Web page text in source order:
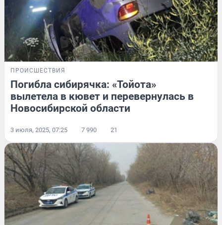
ПРОИСШЕСТВИЯ
Погибла сибирячка: «Тойота»
вылетела в кювет и перевернулась в
Новосибирской области
3 июля, 2025, 07:25 7 990 21